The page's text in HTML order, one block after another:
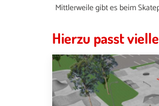
Mittlerweile gibt es beim
Hierzu passt